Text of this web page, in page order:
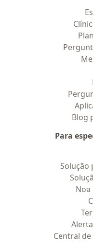
Blog
Para
Solução
Noa
Central